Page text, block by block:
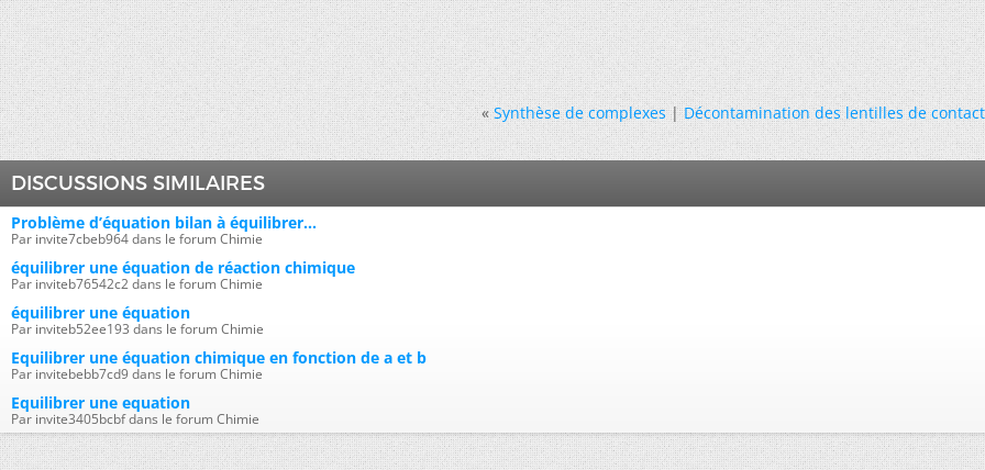
« Synthèse de complexes|Décontamination des lentilles de contact
DISCUSSIONS SIMILAIRES
Problème d’équation bilan à équilibrer...
Par invite7cbeb964 dans le forum Chimie
équilibrer une équation de réaction chimique
Par inviteb76542c2 dans le forum Chimie
équilibrer une équation
Par inviteb52ee193 dans le forum Chimie
Equilibrer une équation chimique en fonction de a et b
Par invitebebb7cd9 dans le forum Chimie
Equilibrer une equation
Par invite3405bcbf dans le forum Chimie